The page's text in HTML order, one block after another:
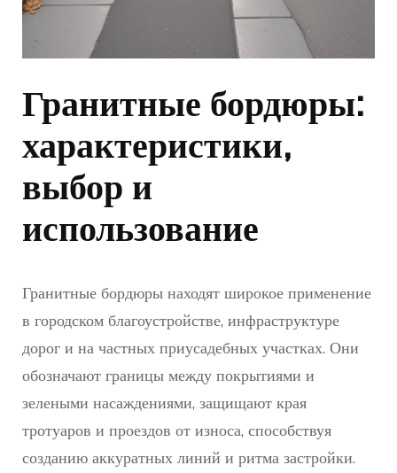
Гранитные бордюры:
характеристики,
выбор и
использование
Гранитные бордюры находят широкое применение
в городском благоустройстве, инфраструктуре
дорог и на частных приусадебных участках. Они
обозначают границы между покрытиями и
зелеными насаждениями, защищают края
тротуаров и проездов от износа, способствуя
созданию аккуратных линий и ритма застройки.